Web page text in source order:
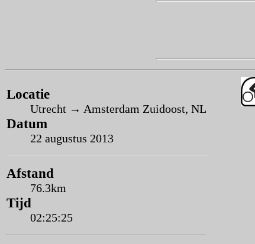
Locatie
Utrecht → Amsterdam Zuidoost, NL
Datum
22 augustus 2013
Afstand
76.3km
Tijd
02:25:25